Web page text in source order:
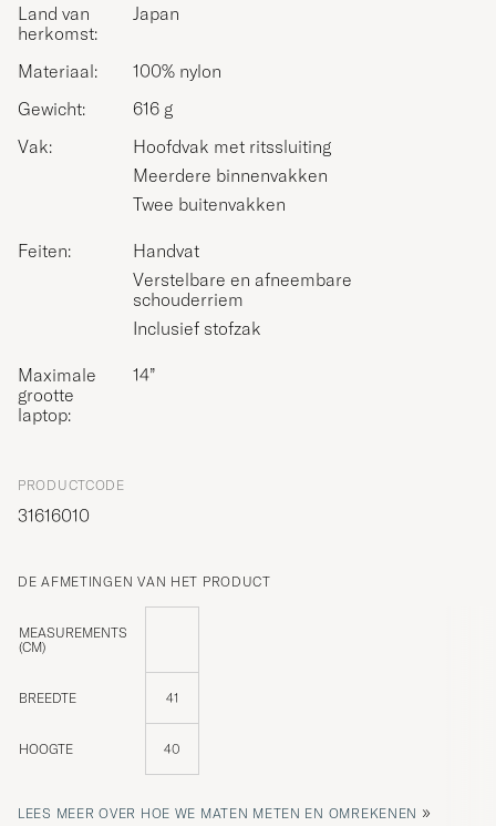
Land van
herkomst:
Japan
Materiaal:
100% nylon
Gewicht:
616 g
Vak:
Hoofdvak met ritssluiting
Meerdere binnenvakken
Twee buitenvakken
Feiten:
Handvat
Verstelbare en afneembare
schouderriem
Inclusief stofzak
Maximale
grootte
laptop:
14”
PRODUCTCODE
31616010
DE AFMETINGEN VAN HET PRODUCT
MEASUREMENTS
(CM)
BREEDTE 41
HOOGTE 40
LEES MEER OVER HOE WE MATEN METEN EN OMREKENEN »